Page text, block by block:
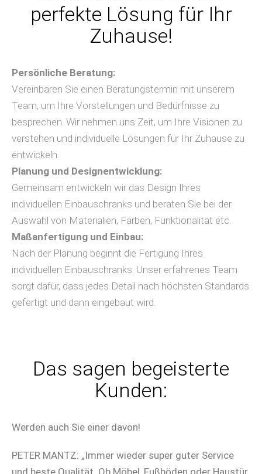
perfekte Lösung für Ihr
Zuhause!
Persönliche Beratung:
Vereinbaren Sie einen Beratungstermin mit unserem
Team, um Ihre Vorstellungen und Bedürfnisse zu
besprechen. Wir nehmen uns Zeit, um Ihre Visionen zu
verstehen und individuelle Lösungen für Ihr Zuhause zu
entwickeln.
Planung und Designentwicklung:
Gemeinsam entwickeln wir das Design Ihres
individuellen Einbauschranks und beraten Sie bei der
Auswahl von Materialien, Farben, Funktionalität etc.
Maßanfertigung und Einbau:
Nach der Planung beginnt die Fertigung Ihres
individuellen Einbauschranks. Unser erfahrenes Team
sorgt dafür, dass jedes Detail nach höchsten Standards
gefertigt und dann eingebaut wird.
Das sagen begeisterte
Kunden:
Werden auch Sie einer davon!
PETER MANTZ: „Immer wieder super guter Service
und beste Qualität. Ob Möbel, Fußböden oder Haustür